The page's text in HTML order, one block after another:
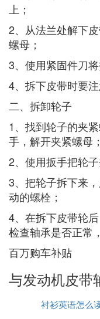
上；
2、从法兰处解下
螺母；
3、使用紧固件刀
4、拆下皮带时要
二、拆卸轮子
1、找到轮子的夹
手，解开夹紧螺母；
2、使用扳手把轮
3、把轮子拆下来
动的螺栓；
4、在拆下皮带轮
检查轴承是否正常
百万购车补贴
与发动机皮带
衬衫英语怎么